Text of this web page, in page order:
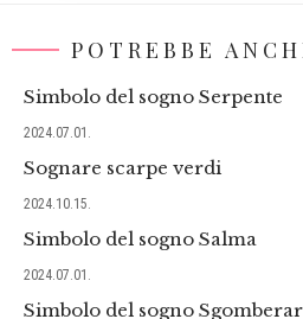
POTREBBE
Simbolo del sogno Serpente
2024.07.01.
Sognare scarpe verdi
2024.10.15.
Simbolo del sogno Salma
2024.07.01.
Simbolo del sogno